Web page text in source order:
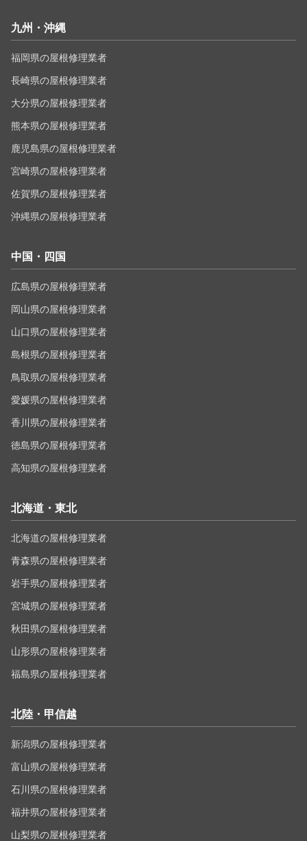
九州・沖縄
福岡県の屋根修理業者
長崎県の屋根修理業者
大分県の屋根修理業者
熊本県の屋根修理業者
鹿児島県の屋根修理業者
宮崎県の屋根修理業者
佐賀県の屋根修理業者
沖縄県の屋根修理業者
中国・四国
広島県の屋根修理業者
岡山県の屋根修理業者
山口県の屋根修理業者
島根県の屋根修理業者
鳥取県の屋根修理業者
愛媛県の屋根修理業者
香川県の屋根修理業者
徳島県の屋根修理業者
高知県の屋根修理業者
北海道・東北
北海道の屋根修理業者
青森県の屋根修理業者
岩手県の屋根修理業者
宮城県の屋根修理業者
秋田県の屋根修理業者
山形県の屋根修理業者
福島県の屋根修理業者
北陸・甲信越
新潟県の屋根修理業者
富山県の屋根修理業者
石川県の屋根修理業者
福井県の屋根修理業者
山梨県の屋根修理業者